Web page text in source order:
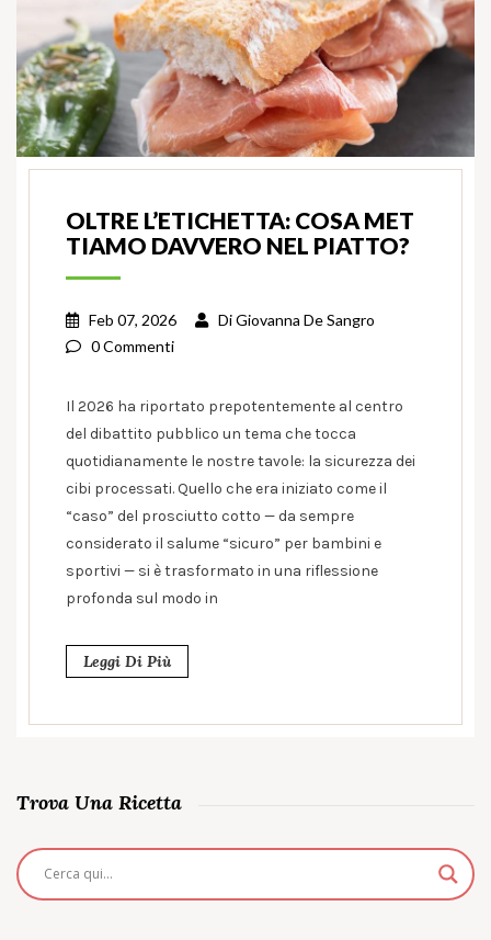
OLTRE L’ETICHETTA: COSA MET
TIAMO DAVVERO NEL PIATTO?
Feb 07, 2026 DiGiovanna De Sangro
0 Commenti
Il 2026 ha riportato prepotentemente al centro
del dibattito pubblico un tema che tocca
quotidianamente le nostre tavole: la sicurezza dei
cibi processati. Quello che era iniziato come il
“caso” del prosciutto cotto — da sempre
considerato il salume “sicuro” per bambini e
sportivi — si è trasformato in una riflessione
profonda sul modo in
Leggi Di Più
Trova Una Ricetta